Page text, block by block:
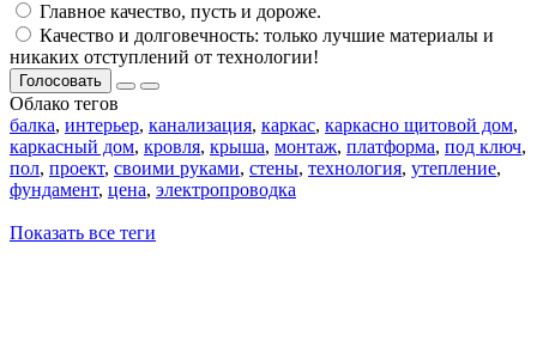
Главное качество, пусть и дороже.
Качество и долговечность: только лучшие материалы и
никаких отступлений от технологии!
Голосовать
Облако тегов
балка, интерьер, канализация, каркас, каркасно щитовой дом,
каркасный дом, кровля, крыша, монтаж, платформа, под ключ,
пол, проект, своими руками, стены, технология, утепление,
фундамент, цена, электропроводка
Показать все теги